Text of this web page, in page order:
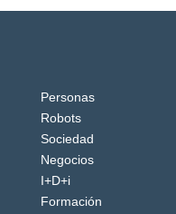
Personas
Robots
Sociedad
Negocios
I+D+i
Formación